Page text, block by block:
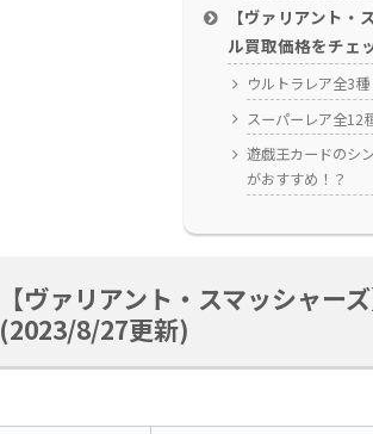
【ヴァリアント
ル買取価格をチェ
ウルトラレア全3種
スーパーレア全12
遊戯王カードのシ
がおすすめ！？
【ヴァリアント・スマッシャー
(2023/8/27更新)